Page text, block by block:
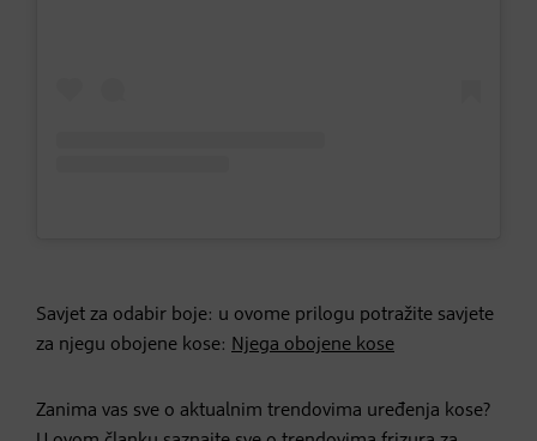
Savjet za odabir boje: u ovome prilogu potražite savjete
za njegu obojene kose: Njega obojene kose
Zanima vas sve o aktualnim trendovima uređenja kose?